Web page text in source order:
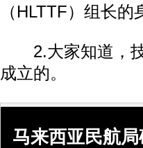
（HLTTF）组长的
2.大家知道，技
成立的。
马来西亚民航